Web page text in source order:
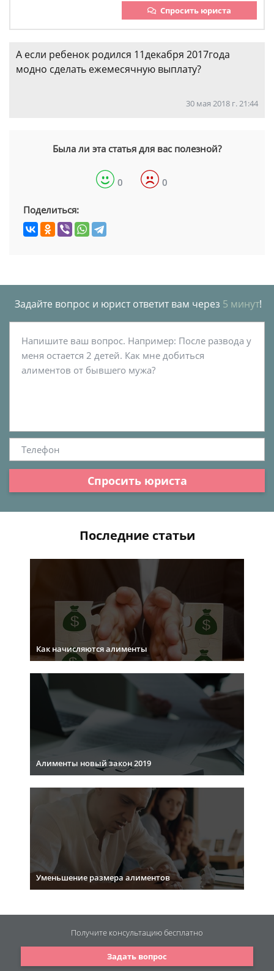
Спросить юриста
А если ребенок родился 11декабря 2017года
модно сделать ежемесячную выплату?
30 мая 2018 г. 21:44
Была ли эта статья для вас полезной?
0 0
Поделиться:
Задайте вопрос и юрист ответит вам через 5 минут!
Спросить юриста
Последние статьи
Как начисляются алименты
Алименты новый закон 2019
Уменьшение размера алиментов
Задать вопрос
Получите консультациюбесплатно